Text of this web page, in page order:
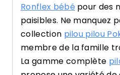
Ronflex bébé pour des
paisibles. Ne manquez
collection pilou pilou
membre de la famille
La gamme complète